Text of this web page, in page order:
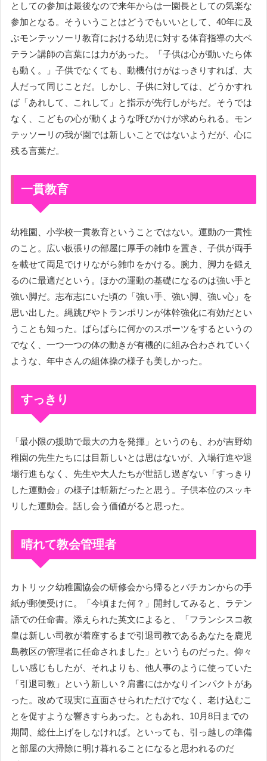
としての参加は最後なので来年からは一園長としての気楽な
参加となる。そういうことはどうでもいいとして、40年に及
ぶモンテッソーリ教育における幼児に対する体育指導の大ベ
テラン講師の言葉には力があった。「子供は心が動いたら体
も動く。」子供でなくても、動機付けがはっきりすれば、大
人だって同じことだ。しかし、子供に対しては、どうかすれ
ば「あれして、これして」と指示が先行しがちだ。そうでは
なく、こどもの心が動くような呼びかけが求められる。モン
テッソーリの我が園では新しいことではないようだが、心に
残る言葉だ。
一貫教育
幼稚園、小学校一貫教育ということではない。運動の一貫性
のこと。広い板張りの部屋に厚手の雑巾を置き、子供が両手
を載せて両足でけりながら雑巾をかける。腕力、脚力を鍛え
るのに最適だという。ほかの運動の基礎になるのは強い手と
強い脚だ。志布志にいた頃の「強い手、強い脚、強い心」を
思い出した。縄跳びやトランポリンが体幹強化に有効だとい
うことも知った。ばらばらに何かのスポーツをするというの
でなく、一つ一つの体の動きが有機的に組み合わされていく
ような、年中さんの組体操の様子も美しかった。
すっきり
「最小限の援助で最大の力を発揮」というのも、わが吉野幼
稚園の先生たちには目新しいとは思はないが、入場行進や退
場行進もなく、先生や大人たちが世話し過ぎない「すっきり
した運動会」の様子は斬新だったと思う。子供本位のスッキ
リした運動会。話し会う価値がると思った。
晴れて教会管理者
カトリック幼稚園協会の研修会から帰るとバチカンからの手
紙が郵便受けに。「今頃また何？」開封してみると、ラテン
語での任命書。添えられた英文によると、「フランシスコ教
皇は新しい司教が着座するまで引退司教であるあなたを鹿児
島教区の管理者に任命されました」というものだった。仰々
しい感じもしたが、それよりも、他人事のように使っていた
「引退司教」という新しい？肩書にはかなりインパクトがあ
った。改めて現実に直面させられただけでなく、老け込むこ
とを促すような響きすらあった。ともあれ、10月8日までの
期間、総仕上げをしなければ。といっても、引っ越しの準備
と部屋の大掃除に明け暮れることになると思われるのだ